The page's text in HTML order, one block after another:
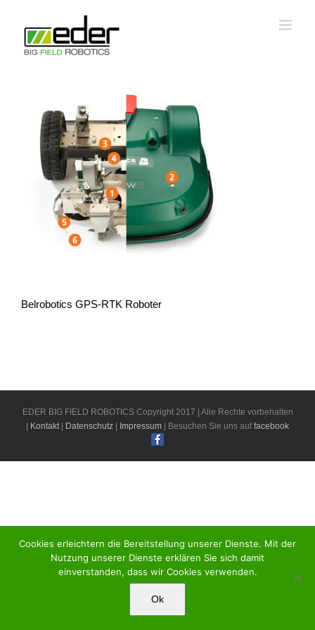
springen
Belrobotics GPS-RTK Roboter
EDER BIG FIELD ROBOTICS Copyright 2017 | Alle Rechte vorbehalten
Kontakt| Datenschutz Impressum | Besuchen Sie uns auffacebook
Cookies erleichtern die Bereitstellung unserer Dienste. Mit der
Nutzung unserer Dienste erklären Sie sich damit
einverstanden, dass wir Cookies verwenden.
Ok